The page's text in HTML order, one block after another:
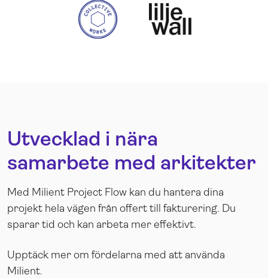
Utvecklad i nära
samarbete med arkitekter
Med Milient Project Flow kan du hantera dina
projekt hela vägen från offert till fakturering. Du
sparar tid och kan arbeta mer effektivt.
Upptäck mer om fördelarna med att använda
Milient.